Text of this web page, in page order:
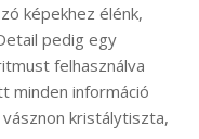
képekhez élénk,
pedig egy
felhasználva
minden információ
kristálytiszta,